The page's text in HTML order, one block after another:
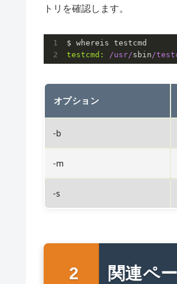
トリを確認します。
testcmd:
/usr/sbin/
オプション
-b
-m
-s
関連ペ